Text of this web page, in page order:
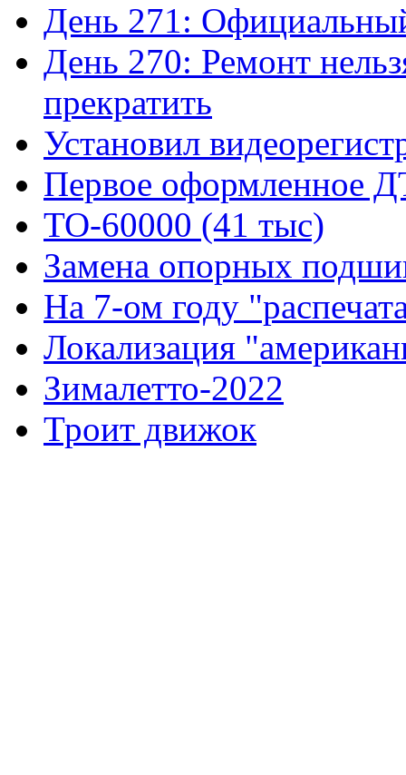
День 271:
День 270: Ремонт
прекратить
Установил
Первое оформленное
ТО-60000 (41 тыс)
Замена опорных
На 7-ом году
Локализация
Зималетто-2022
Троит движок